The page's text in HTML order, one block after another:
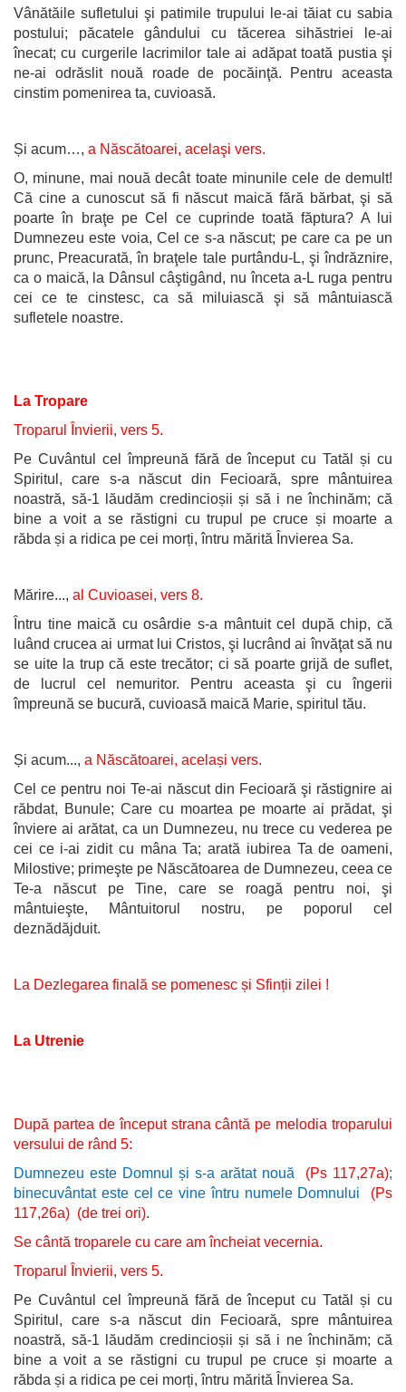
Vânătăile sufletului şi patimile trupului le-ai tăiat cu sabia
postului; păcatele gândului cu tăcerea sihăstriei le-ai
înecat; cu curgerile lacrimilor tale ai adăpat toată pustia şi
ne-ai odrăslit nouă roade de pocăinţă. Pentru aceasta
cinstim pomenirea ta, cuvioasă.
Și acum…, a Născătoarei, acelaşi vers.
O, minune, mai nouă decât toate minunile cele de demult!
Că cine a cunoscut să fi născut maică fără bărbat, şi să
poarte în braţe pe Cel ce cuprinde toată făptura? A lui
Dumnezeu este voia, Cel ce s-a născut; pe care ca pe un
prunc, Preacurată, în braţele tale purtându-L, şi îndrăznire,
ca o maică, la Dânsul câştigând, nu înceta a-L ruga pentru
cei ce te cinstesc, ca să miluiască şi să mântuiască
sufletele noastre.
La Tropare
Troparul Învierii, vers 5.
Pe Cuvântul cel împreună fără de început cu Tatăl și cu
Spiritul, care s-a născut din Fecioară, spre mântuirea
noastră, să-1 lăudăm credincioșii și să i ne închinăm; că
bine a voit a se răstigni cu trupul pe cruce și moarte a
răbda și a ridica pe cei morți, întru mărită Învierea Sa.
Mărire..., al Cuvioasei, vers 8.
Întru tine maică cu osârdie s-a mântuit cel după chip, că
luând crucea ai urmat lui Cristos, şi lucrând ai învăţat să nu
se uite la trup că este trecător; ci să poarte grijă de suflet,
de lucrul cel nemuritor. Pentru aceasta şi cu îngerii
împreună se bucură, cuvioasă maică Marie, spiritul tău.
Și acum..., a Născătoarei, același vers.
Cel ce pentru noi Te-ai născut din Fecioară şi răstignire ai
răbdat, Bunule; Care cu moartea pe moarte ai prădat, şi
înviere ai arătat, ca un Dumnezeu, nu trece cu vederea pe
cei ce i-ai zidit cu mâna Ta; arată iubirea Ta de oameni,
Milostive; primeşte pe Născătoarea de Dumnezeu, ceea ce
Te-a născut pe Tine, care se roagă pentru noi, şi
mântuieşte, Mântuitorul nostru, pe poporul cel
deznădăjduit.
La Dezlegarea finală se pomenesc și Sfinții zilei !
La Utrenie
După partea de început strana cântă pe melodia troparului
versului de rând 5:
Dumnezeu este Domnul și s-a arătat nouă
(Ps 117,27a);
binecuvântat este cel ce vine întru numele Domnului
(Ps
117,26a) (de trei ori).
Se cântă troparele cu care am încheiat vecernia.
Troparul Învierii, vers 5.
Pe Cuvântul cel împreună fără de început cu Tatăl și cu
Spiritul, care s-a născut din Fecioară, spre mântuirea
noastră, să-1 lăudăm credincioșii și să i ne închinăm; că
bine a voit a se răstigni cu trupul pe cruce și moarte a
răbda și a ridica pe cei morți, întru mărită Învierea Sa.